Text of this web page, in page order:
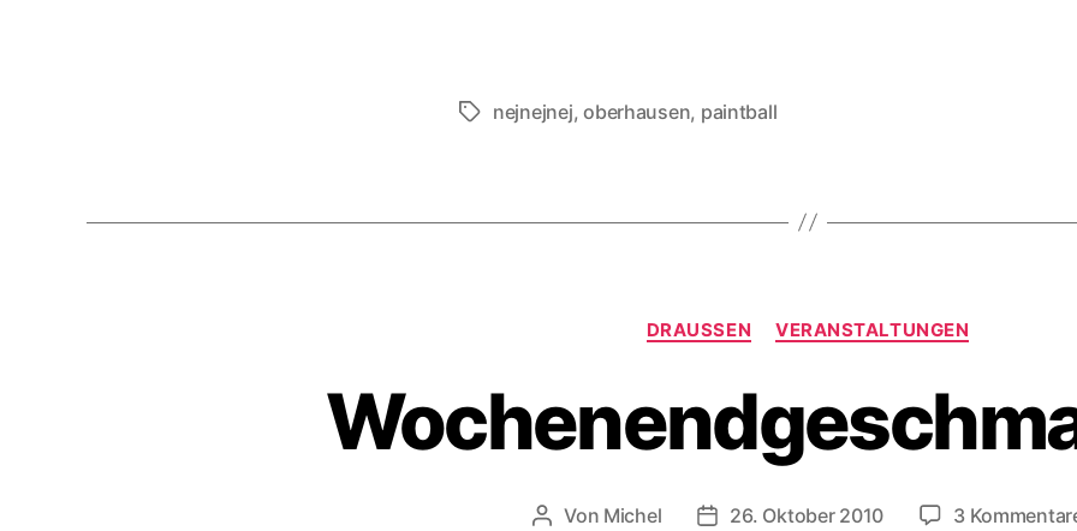
Schlagwörter
nejnejnej,oberhausen, paintball
Kategorien
DRAUSSEN VERANSTALTUNGEN
Beitragsautor
Von Michel Veröffentlichungsdatum
26. Oktober 2010 3